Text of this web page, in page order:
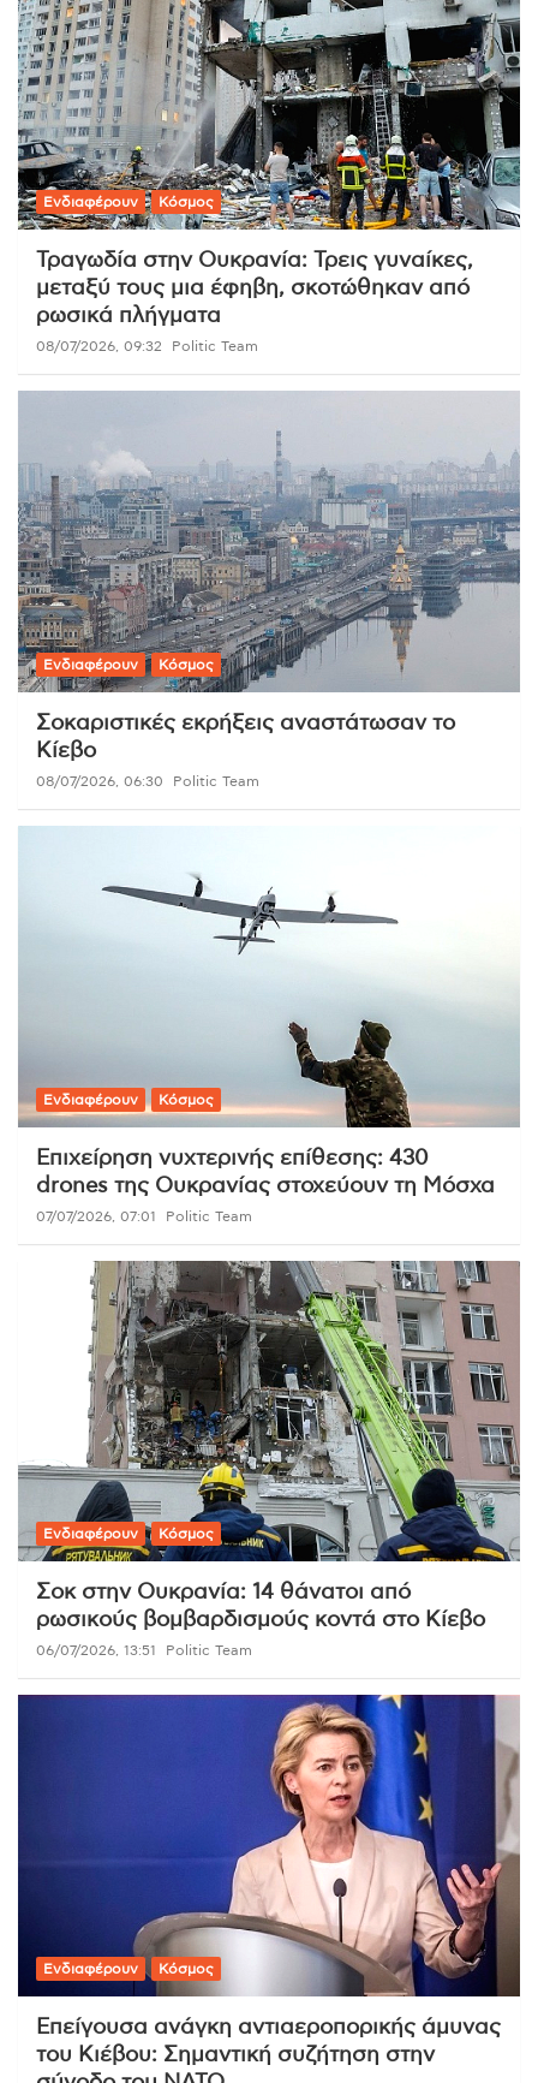
Ενδιαφέρουν Κόσμος
Τραγωδία στην Ουκρανία: Τρεις γυναίκες,
μεταξύ τους μια έφηβη, σκοτώθηκαν από
ρωσικά πλήγματα
08/07/2026, 09:32 Politic Team
Ενδιαφέρουν Κόσμος
Σοκαριστικές εκρήξεις αναστάτωσαν το
Κίεβο
08/07/2026, 06:30 Politic Team
Ενδιαφέρουν Κόσμος
Επιχείρηση νυχτερινής επίθεσης: 430
drones της Ουκρανίας στοχεύουν τη Μόσχα
07/07/2026, 07:01 Politic Team
Ενδιαφέρουν Κόσμος
Σοκ στην Ουκρανία: 14 θάνατοι από
ρωσικούς βομβαρδισμούς κοντά στο Κίεβο
06/07/2026, 13:51 Politic Team
Ενδιαφέρουν Κόσμος
Επείγουσα ανάγκη αντιαεροπορικής άμυνας
του Κιέβου: Σημαντική συζήτηση στην